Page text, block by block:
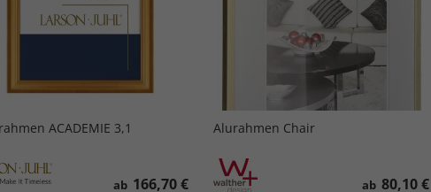
ACADEMIE 3,1
ab 166,70 €
Alurahmen Chair
ab 80,10 €